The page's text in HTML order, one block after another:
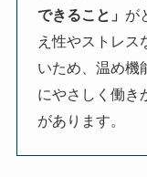
できること」 が
え性やストレス
いため、温め機
にやさしく働き
があります。